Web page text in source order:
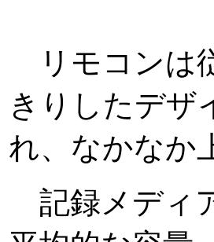
リモコンは
きりしたデザ
れ、なかなか
記録メディ